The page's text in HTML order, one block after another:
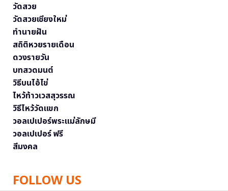
วัดสวย
วัดสวยเชียงใหม่
ทำนายฝัน
สถิติหวยรายเดือน
ดวงรายวัน
บทสวดมนต์
วิธีบนไอ้ไข่
ไหว้ท้าวเวสสุวรรณ
วิธีไหว้วัดแขก
วอลเปเปอร์พระแม่ลักษมี
วอลเปเปอร์ ฟรี
สีมงคล
FOLLOW US